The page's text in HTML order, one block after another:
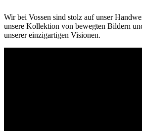
Wir bei Vossen sind stolz auf unser
unsere Kollektion von bewegten Bildern
unserer einzigartigen Visionen.